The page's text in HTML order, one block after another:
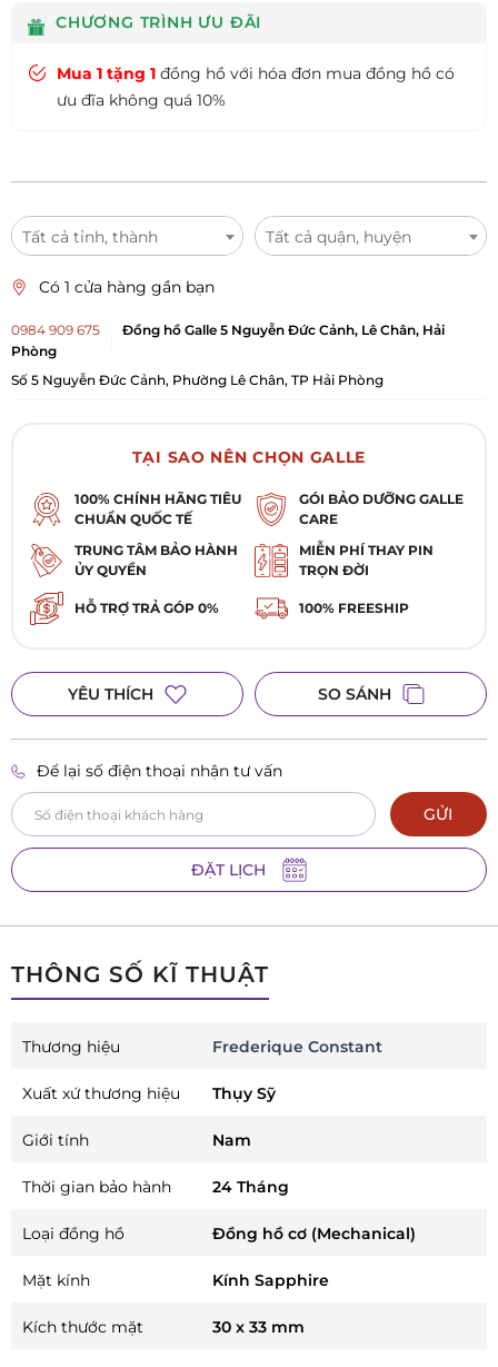
CHƯƠNG TRÌNH ƯU ĐÃI
Mua 1 tặng 1 đồng hồ với hóa đơn mua đồng hồ có
ưu đĩa không quá 10%
Tất cả tỉnh, thành Tất cả quận, huyện
Có 1 cửa hàng gần bạn
0984 909 675
Đồng hồ Galle 5 Nguyễn Đức Cảnh, Lê Chân, Hải
Phòng
Số 5 Nguyễn Đức Cảnh, Phường Lê Chân, TP Hải Phòng
TẠI SAO NÊN CHỌN GALLE
100% CHÍNH HÃNG TIÊU
CHUẨN QUỐC TẾ
GÓI BẢO DƯỠNG GALLE
CARE
TRUNG TÂM BẢO HÀNH
ỦY QUYỀN
MIỄN PHÍ THAY PIN
TRỌN ĐỜI
HỖ TRỢ TRẢ GÓP 0% 100% FREESHIP
YÊU THÍCH SO SÁNH
Để lại số điện thoại nhận tư vấn
GỬI
ĐẶT LỊCH
THÔNG SỐ KĨ THUẬT
Thương hiệu Frederique Constant
Xuất xứ thương hiệu Thụy Sỹ
Giới tính Nam
Thời gian bảo hành 24 Tháng
Loại đồng hồ Đồng hồ cơ (Mechanical)
Mặt kính Kính Sapphire
Kích thước mặt 30 x 33 mm